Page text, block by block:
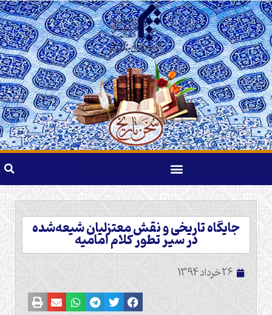
جایگاه تاریخی و نقش معتزلیان شیعه‌شده
در سیر تطور کلام امامیه
26 خرداد 1394